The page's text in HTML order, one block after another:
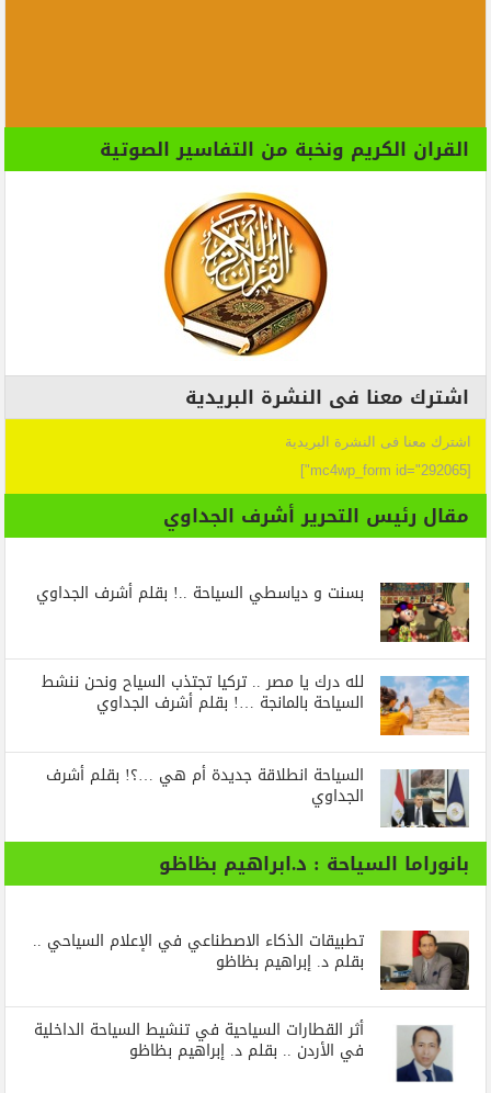
القران الكريم ونخبة من التفاسير الصوتية
اشترك معنا فى النشرة البريدية
اشترك معنا فى النشرة البريدية
[mc4wp_form id="292065"]
مقال رئيس التحرير أشرف الجداوي
بسنت و دياسطي السياحة ..! بقلم أشرف الجداوي
لله درك يا مصر .. تركيا تجتذب السياح ونحن ننشط
السياحة بالمانجة …! بقلم أشرف الجداوي
السياحة انطلاقة جديدة أم هي …؟! بقلم أشرف
الجداوي
بانوراما السياحة : د.ابراهيم بظاظو
تطبيقات الذكاء الاصطناعي في الإعلام السياحي ..
بقلم د. إبراهيم بظاظو
أثر القطارات السياحية في تنشيط السياحة الداخلية
في الأردن .. بقلم د. إبراهيم بظاظو